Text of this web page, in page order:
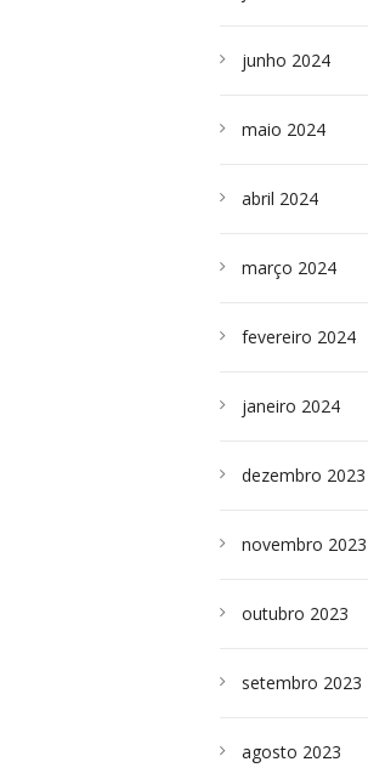
junho 2024
maio 2024
abril 2024
março 2024
fevereiro 2024
janeiro 2024
dezembro 2023
novembro 2023
outubro 2023
setembro 2023
agosto 2023